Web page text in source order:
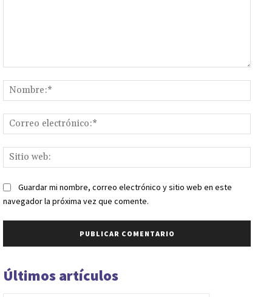
web:
Guardar mi nombre, correo electrónico y sitio web en este
navegador la próxima vez que comente.
Últimos artículos